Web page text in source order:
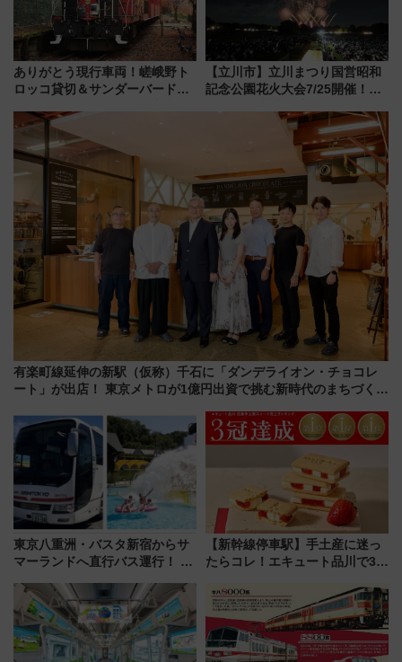
ありがとう現行車両！嵯峨野ト
ロッコ貸切＆サンダーバードレ
斉藤雪乃＆福原トシヒロと行
く！9月13日「京都の鉄道満喫
ツアー」開催
【立川市】立川まつり国営昭和
記念公園花火大会7/25開催！
混雑に要注意、その理由は
有楽町線延伸の新駅（仮称）千石に「ダンデライオン・チョコレ
ート」が出店！ 東京メトロが1億円出資で挑む新時代のまちづくり
東京八重洲・バスタ新宿からサ
マーランドへ直行バス運行！ お
推し活を楽しもう！（2026年
8/1～31）
【新幹線停車駅】手土産に迷っ
たらコレ！エキュート品川で3年
産スイーツとは？